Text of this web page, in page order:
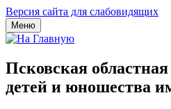
Версия сайта для слабовидящих
Меню
Псковская
детей и юношества